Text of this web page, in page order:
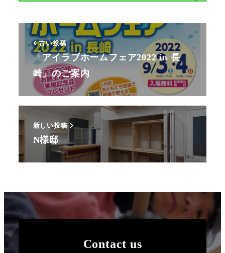
古い投稿
「アイラブホームフェア2022 in 長
崎」のご案内
新しい投稿
N様邸
Contact us